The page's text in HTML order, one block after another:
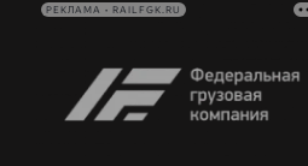
РЕКЛАМА • RAILFGK.RU